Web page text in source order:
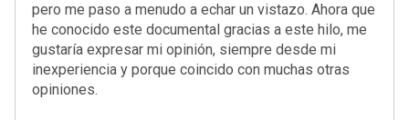
pero me paso a menudo a echar un vistazo. Ahora que
he conocido este documental gracias a este hilo, me
gustaría expresar mi opinión, siempre desde mi
inexperiencia y porque coincido con muchas otras
opiniones.